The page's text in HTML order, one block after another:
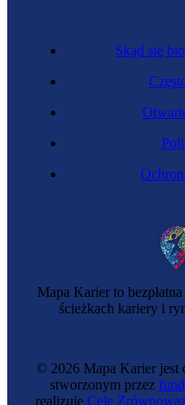
Mapa Karier to
ścieżkach kariery i
Skąd się
© 2026 Mapa Karier jest
stworzonym przez
realizuje Cele